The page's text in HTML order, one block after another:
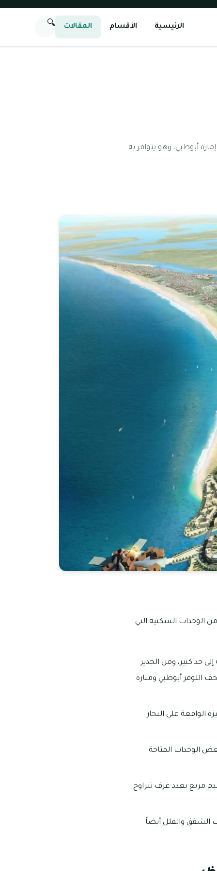
الرئيسية الأقسام المقالات 🔍
أبوظبي، وهو يتوافر به
الوحدات السكنية التي
حد كبير، ومن الجدير
اللوفر أبوظبي ومنارة
الواقعة على البحار
الوحدات المتاحة
الوحدات السكنية في شاطئ السعديات ابوظبي ما بين 4000 إلى 12000 قدم مربع بعدد غرف تتراوح
الشقق والفلل أيضاً